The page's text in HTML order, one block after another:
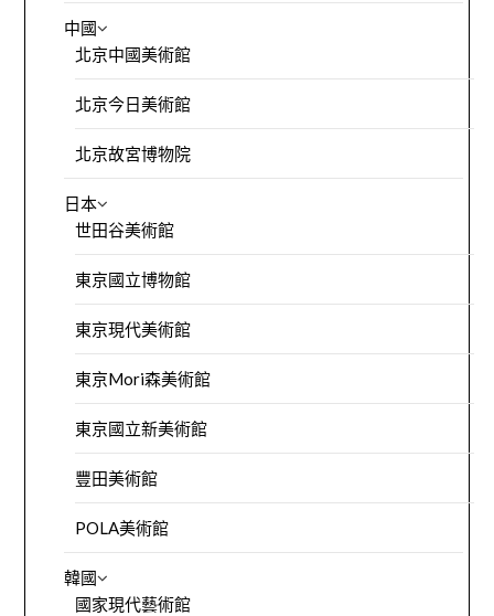
中國
北京中國美術館
北京今日美術館
北京故宮博物院
日本
世田谷美術館
東京國立博物館
東京現代美術館
東京Mori森美術館
東京國立新美術館
豐田美術館
POLA美術館
韓國
國家現代藝術館